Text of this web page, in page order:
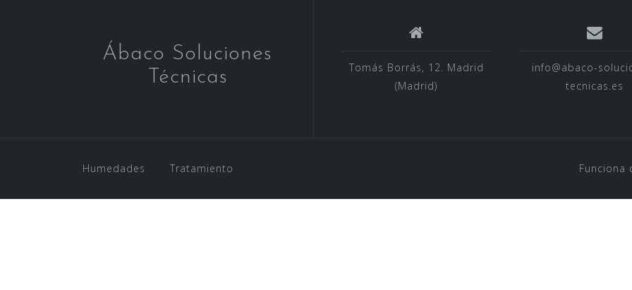
Ábaco Soluciones
Técnicas
Tomás Borrás, 12. Madrid
(Madrid)
info@abaco-
tecnicas.es
Humedades Tratamiento Funciona